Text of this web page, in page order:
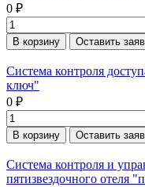
0 ₽
В корзину Оставить
Система контроля
ключ"
0 ₽
В корзину Оставить
Система контроля и
пятизвездочного отеля